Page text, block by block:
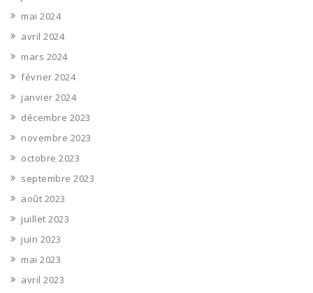
mai 2024
avril 2024
mars 2024
février 2024
janvier 2024
décembre 2023
novembre 2023
octobre 2023
septembre 2023
août 2023
juillet 2023
juin 2023
mai 2023
avril 2023